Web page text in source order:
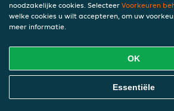
noodzakelijke cookies. Selecteer Voorkeuren
welke cookies u wilt accepteren, om uw
meer informatie.
OK
Essentiële